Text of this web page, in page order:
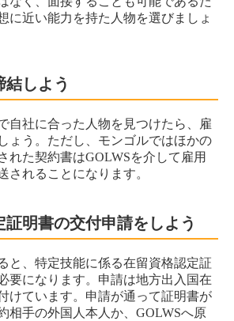
に近い能力を持た人物を選びましょ
しよう
自社に合った人物を見つけたら、雇
ょう。ただし、モンゴルではほかの
れた契約書はGOLWSを介して雇用
されることになります。
明書の交付申請をしよう
と、特定技能に係る在留資格認定証
要になります。申請は地方出入国在
けています。申請が通って証明書が
相手の外国人本人か、GOLWSへ原